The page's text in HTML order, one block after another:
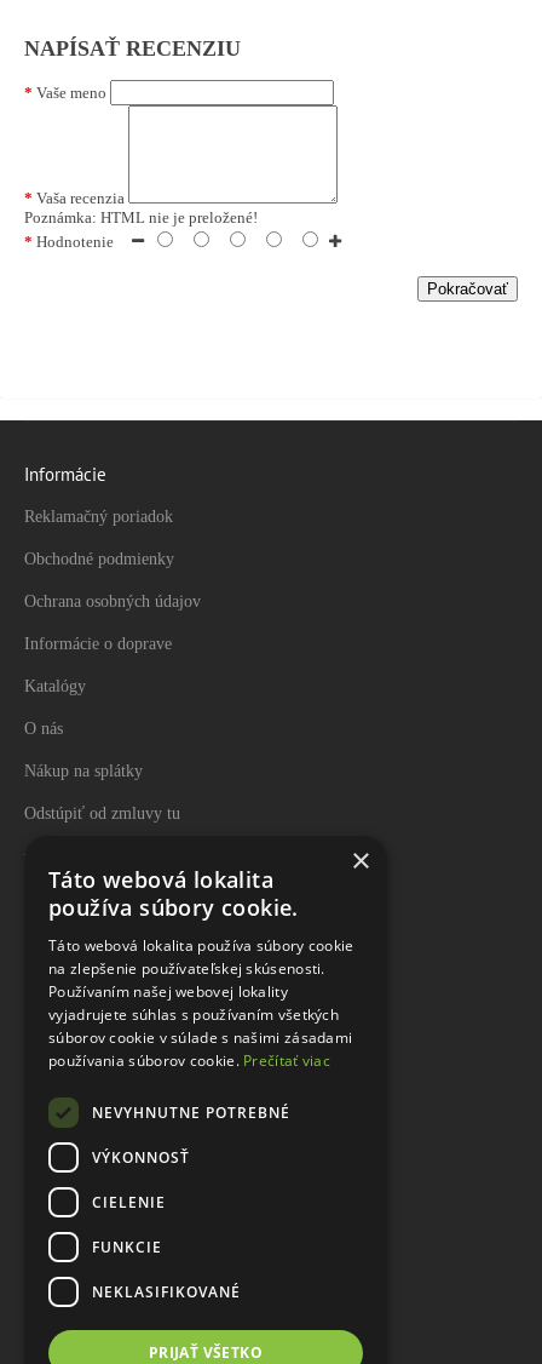
NAPÍSAŤ RECENZIU
Vaše meno
Vaša recenzia
Poznámka: HTML nie je preložené!
Hodnotenie
Pokračovať
Informácie
Reklamačný poriadok
Obchodné podmienky
Ochrana osobných údajov
Informácie o doprave
Katalógy
O nás
Nákup na splátky
Odstúpiť od zmluvy tu
Zákaznícky servis
Kontaktujte nás
Mapa stránok
Výrobcovia
Darčekové poukážky
Akciový tovar
Poradňa
Akciové letáky
Môj účet
História objednávok
Novinky
×
Táto webová lokalita
používa súbory cookie.
Táto webová lokalita používa súbory cookie
na zlepšenie používateľskej skúsenosti.
Používaním našej webovej lokality
vyjadrujete súhlas s používaním všetkých
súborov cookie v súlade s našimi zásadami
používania súborov cookie. Prečítať viac
NEVYHNUTNE POTREBNÉ
VÝKONNOSŤ
CIELENIE
FUNKCIE
NEKLASIFIKOVANÉ
PRIJAŤ VŠETKO